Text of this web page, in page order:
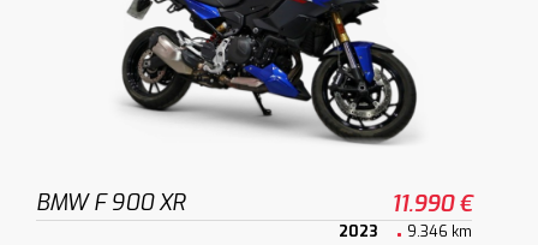
BMW F 900 XR 11.990 €
2023 9.346 km